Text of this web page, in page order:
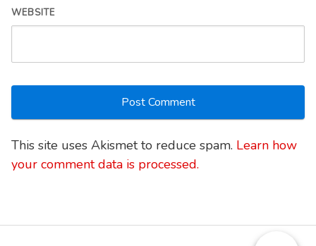
WEBSITE
This site uses Akismet to reduce spam. Learn how
your comment data is processed.